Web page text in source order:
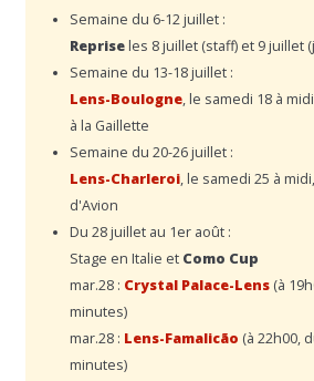
Semaine du 6-12 juillet :
Repriseles 8 juillet (staff) et 9 juillet
Semaine du 13-18 juillet :
Lens-Boulogne, le samedi 18 à
à la Gaillette
Semaine du 20-26 juillet :
Lens-Charleroi, le samedi 25 à
d'Avion
Du 28 juillet au 1er août :
Stage en Italie et Como Cup
mar.28 : Crystal Palace-Lens (à
minutes)
mar.28 : Lens-Famalicão (à 22h00,
minutes)